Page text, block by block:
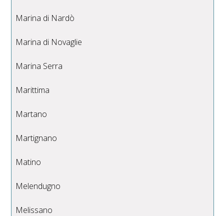
Marina di Nardò
Marina di Novaglie
Marina Serra
Marittima
Martano
Martignano
Matino
Melendugno
Melissano